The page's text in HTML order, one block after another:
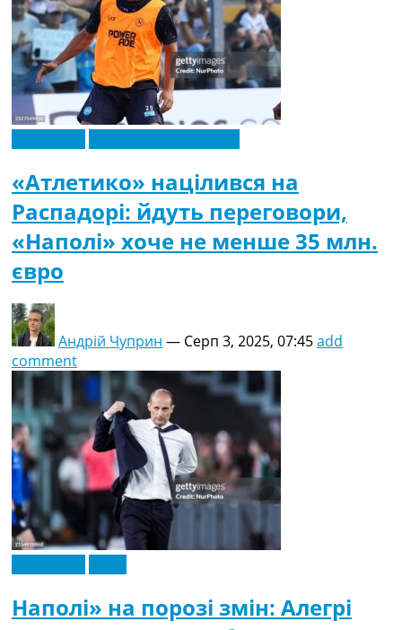
«Атлетико» націлився на
Распадорі: йдуть переговори,
«Наполі» хоче не менше 35 млн.
євро
Андрій Чуприн — Серп 3, 2025, 07:45add
comment
Наполі» на порозі змін: Алегрі